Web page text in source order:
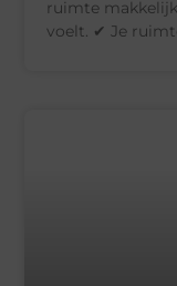
ruimte
voelt. ✔ Je